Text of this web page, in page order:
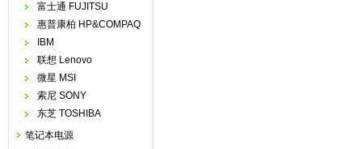
富士通 FUJITSU
惠普康柏 HP&COMPAQ
IBM
联想 Lenovo
微星 MSI
索尼 SONY
东芝 TOSHIBA
笔记本电源